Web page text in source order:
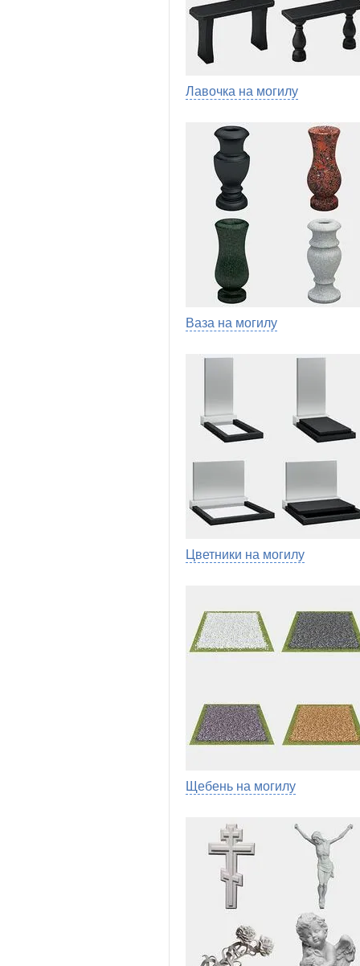
Лавочка на могилу
Ваза на могилу
Цветники на могилу
Щебень на могилу